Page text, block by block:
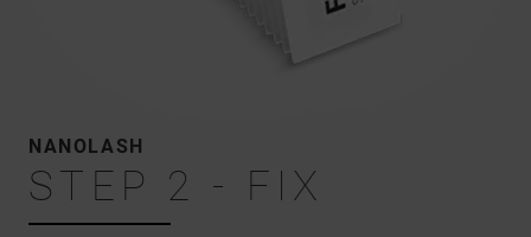
NANOLASH
STEP 2 - FIX